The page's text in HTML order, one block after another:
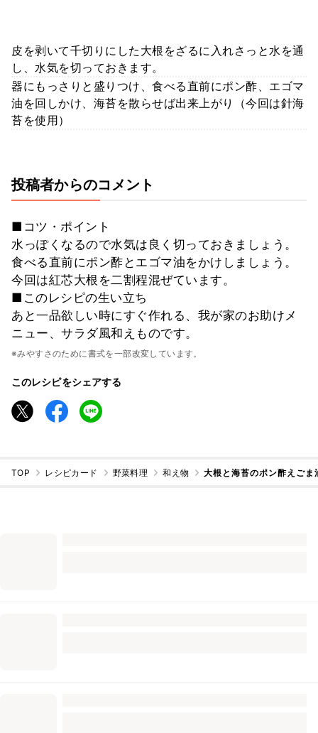
皮を剥いて千切りにした大根をざるに入れさっと水を通
し、水気を切っておきます。
器にもっさりと盛りつけ、食べる直前にポン酢、エゴマ
油を回しかけ、海苔を散らせば出来上がり（今回は針海
苔を使用）
投稿者からのコメント
■コツ・ポイント
水っぽくなるので水気は良く切っておきましょう。
食べる直前にポン酢とエゴマ油をかけしましょう。
今回は紅芯大根を二割程混ぜています。
■このレシピの生い立ち
あと一品欲しい時にすぐ作れる、我が家のお助けメ
ニュー、サラダ風和えものです。
※みやすさのために書式を一部改変しています。
このレシピをシェアする
TOP レシピカード 野菜料理 和え物 大根と海苔のポン酢えご